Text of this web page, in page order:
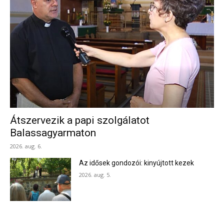
Átszervezik a papi szolgálatot
Balassagyarmaton
2026. aug. 6.
Az idősek gondozói: kinyújtott kezek
2026. aug. 5.